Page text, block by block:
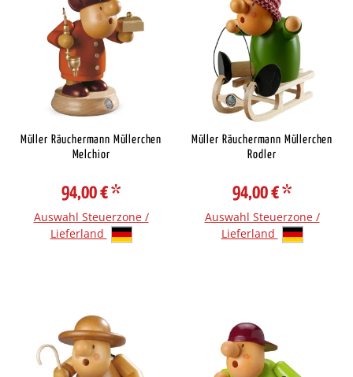
Müller Räuchermann Müllerchen
Melchior
94,00 €*
Auswahl Steuerzone /
Lieferland
Müller Räuchermann Müllerchen
Rodler
94,00 €*
Auswahl Steuerzone /
Lieferland